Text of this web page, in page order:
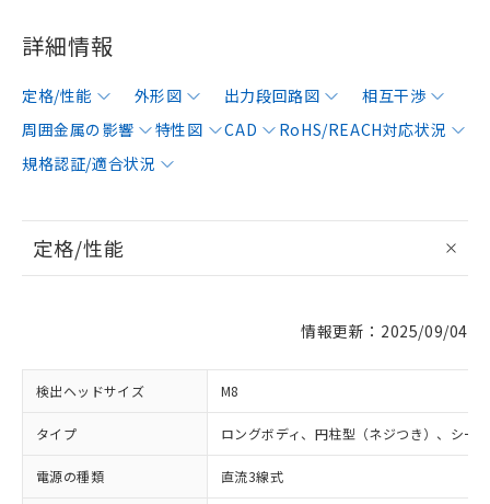
詳細情報
定格/性能 外形図 出力段回路図
相互干渉
周囲金属の影響
特性図 CAD
RoHS/REACH対応状況
規格認証/適合状況
定格/性能
情報更新：2025/09/04
検出ヘッドサイズ M8
タイプ ロングボディ、円柱型（ネジつき）、シー
電源の種類 直流3線式